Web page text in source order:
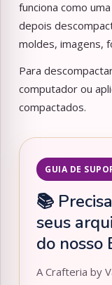
funciona como
depois
moldes, imagens,
Para
computador ou
compactados.
GUIA DE
📚
seus
do nosso
A Crafteria by